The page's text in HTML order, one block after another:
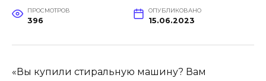
ПРОСМОТРОВ
396
ОПУБЛИКОВАНО
15.06.2023
«Вы купили стиральную машину? Вам